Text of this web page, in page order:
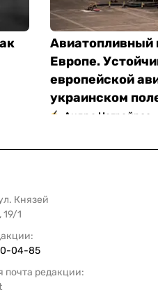
Авиатопливный
Европе.
европейской
украинском
Андре Негрейрос
Князей
1
04-85
почта редакции: